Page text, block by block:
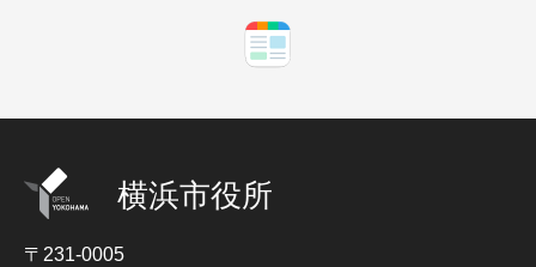
横浜市役所
〒231-0005